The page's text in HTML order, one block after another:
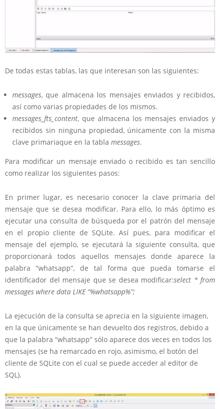
De todas estas tablas, las que interesan son las siguientes:
messages, que almacena los mensajes enviados y recibidos,
así como varias propiedades de los mismos.
messages_fts_content, que almacena los mensajes enviados y
recibidos sin ninguna propiedad, únicamente con la misma
clave primariaque en la tabla messages.
Para modificar un mensaje enviado o recibido es tan sencillo
como realizar los siguientes pasos:
En primer lugar, es necesario conocer la clave primaria del
mensaje que se desea modificar. Para ello, lo más óptimo es
ejecutar una consulta de búsqueda por el patrón del mensaje
en el propio cliente de SQLite. Así pues, para modificar el
mensaje del ejemplo, se ejecutará la siguiente consulta, que
proporcionará todos aquellos mensajes donde aparece la
palabra “whatsapp”, de tal forma que pueda tomarse el
identificador del mensaje que se desea modificar:select * from
messages where data LIKE “%whatsapp%”;
La ejecución de la consulta se aprecia en la siguiente imagen,
en la que únicamente se han devuelto dos registros, debido a
que la palabra “whatsapp” sólo aparece dos veces en todos los
mensajes (se ha remarcado en rojo, asimismo, el botón del
cliente de SQLite con el cual se puede acceder al editor de
SQL).